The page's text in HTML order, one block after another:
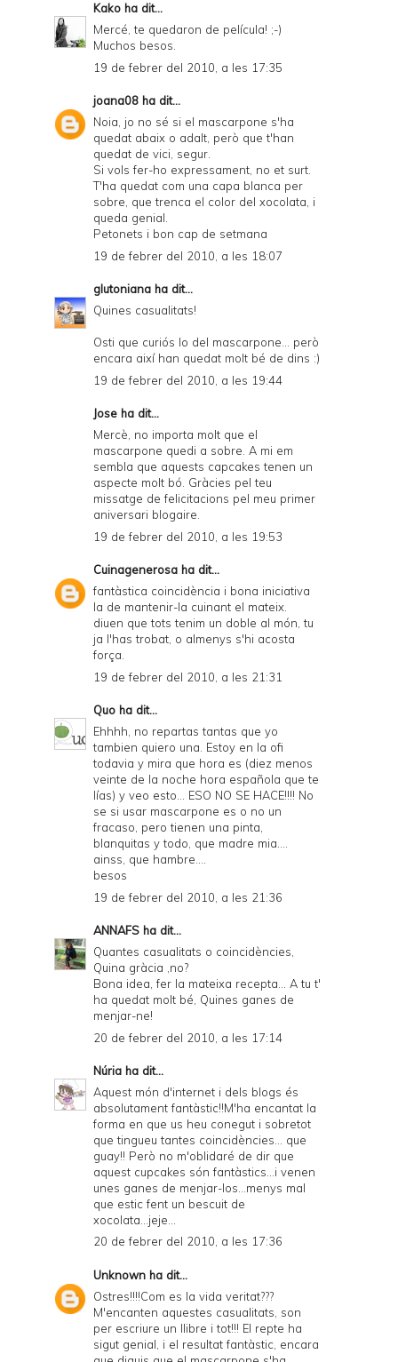
Kako ha dit...
Mercé, te quedaron de película! ;-)
Muchos besos.
19 de febrer del 2010, a les 17:35
joana08 ha dit...
Noia, jo no sé si el mascarpone s'ha
quedat abaix o adalt, però que t'han
quedat de vici, segur.
Si vols fer-ho expressament, no et surt.
T'ha quedat com una capa blanca per
sobre, que trenca el color del xocolata, i
queda genial.
Petonets i bon cap de setmana
19 de febrer del 2010, a les 18:07
glutoniana ha dit...
Quines casualitats!
Osti que curiós lo del mascarpone... però
encara així han quedat molt bé de dins :)
19 de febrer del 2010, a les 19:44
Jose ha dit...
Mercè, no importa molt que el
mascarpone quedi a sobre. A mi em
sembla que aquests capcakes tenen un
aspecte molt bó. Gràcies pel teu
missatge de felicitacions pel meu primer
aniversari blogaire.
19 de febrer del 2010, a les 19:53
Cuinagenerosa ha dit...
fantàstica coincidència i bona iniciativa
la de mantenir-la cuinant el mateix.
diuen que tots tenim un doble al món, tu
ja l'has trobat, o almenys s'hi acosta
força.
19 de febrer del 2010, a les 21:31
Quo ha dit...
Ehhhh, no repartas tantas que yo
tambien quiero una. Estoy en la ofi
todavia y mira que hora es (diez menos
veinte de la noche hora española que te
lías) y veo esto... ESO NO SE HACE!!!! No
se si usar mascarpone es o no un
fracaso, pero tienen una pinta,
blanquitas y todo, que madre mia....
ainss, que hambre....
besos
19 de febrer del 2010, a les 21:36
ANNAFS ha dit...
Quantes casualitats o coincidències,
Quina gràcia ,no?
Bona idea, fer la mateixa recepta... A tu t'
ha quedat molt bé, Quines ganes de
menjar-ne!
20 de febrer del 2010, a les 17:14
Núria ha dit...
Aquest món d'internet i dels blogs és
absolutament fantàstic!!M'ha encantat la
forma en que us heu conegut i sobretot
que tingueu tantes coincidències... que
guay!! Però no m'oblidaré de dir que
aquest cupcakes són fantàstics...i venen
unes ganes de menjar-los...menys mal
que estic fent un bescuit de
xocolata...jeje...
20 de febrer del 2010, a les 17:36
Unknown ha dit...
Ostres!!!!Com es la vida veritat???
M'encanten aquestes casualitats, son
per escriure un llibre i tot!!! El repte ha
sigut genial, i el resultat fantàstic, encara